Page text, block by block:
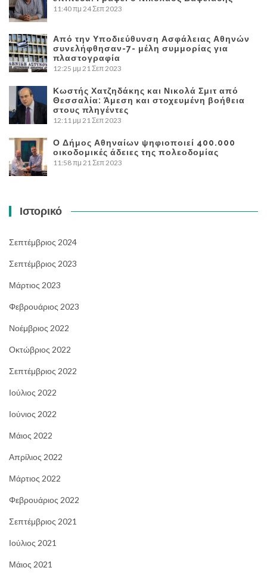
11:40 πμ 24 Σεπ 2023
Από την Υποδιεύθυνση Ασφάλειας Αθηνών
συνελήφθησαν-7- μέλη συμμορίας για
πλαστογραφία
12:25 μμ 21 Σεπ 2023
Κωστής Χατζηδάκης και Νικολά Σμιτ από
Θεσσαλία: Άμεση και στοχευμένη βοήθεια
στους πληγέντες
12:11 μμ 21 Σεπ 2023
Ο Δήμος Αθηναίων ψηφιοποιεί 400.000
οικοδομικές άδειες της πολεοδομίας
11:58 πμ 21 Σεπ 2023
Ιστορικό
Σεπτέμβριος 2024
Σεπτέμβριος 2023
Μάρτιος 2023
Φεβρουάριος 2023
Νοέμβριος 2022
Οκτώβριος 2022
Σεπτέμβριος 2022
Ιούλιος 2022
Ιούνιος 2022
Μάιος 2022
Απρίλιος 2022
Μάρτιος 2022
Φεβρουάριος 2022
Σεπτέμβριος 2021
Ιούλιος 2021
Μάιος 2021